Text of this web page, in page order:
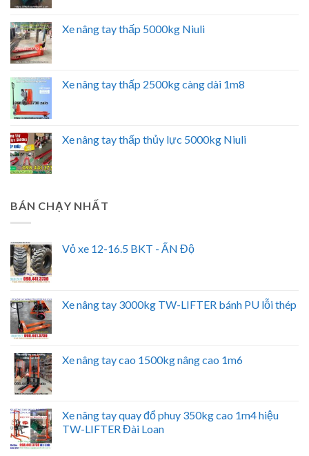
Xe nâng tay thấp 5000kg Niuli
Xe nâng tay thấp 2500kg càng dài 1m8
Xe nâng tay thấp thủy lực 5000kg Niuli
BÁN CHẠY NHẤT
Vỏ xe 12-16.5 BKT - ẤN Độ
Xe nâng tay 3000kg TW-LIFTER bánh PU lỗi thép
Xe nâng tay cao 1500kg nâng cao 1m6
Xe nâng tay quay đổ phuy 350kg cao 1m4 hiệu
TW-LIFTER Đài Loan